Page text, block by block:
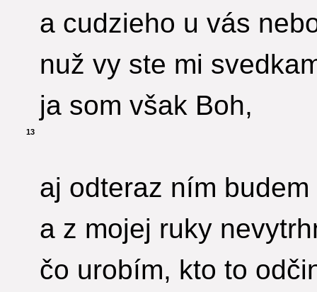
a cudzieho u vás
nuž vy ste mi
ja som však Boh,
13
aj odteraz ním budem
a z mojej ruky
čo urobím, kto to